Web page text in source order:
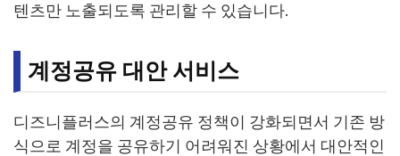
텐츠만 노출되도록 관리할 수 있습니다.
계정공유 대안 서비스
디즈니플러스의 계정공유 정책이 강화되면서 기존 방
식으로 계정을 공유하기 어려워진 상황에서 대안적인